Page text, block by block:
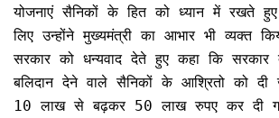
योजनाएं सैनिकों के हित को ध्यान में रखते
लिए उन्होंने मुख्यमंत्री का आभार भी व्यक्त
सरकार को धन्यवाद देते हुए कहा कि सरकार
बलिदान देने वाले सैनिकों के आश्रितो को दी
10 लाख से बढ़कर 50 लाख रुपए कर दी